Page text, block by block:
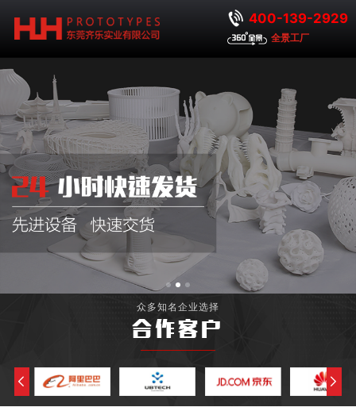
400-139-2929
全景工厂
众多知名企业选择
合作客户